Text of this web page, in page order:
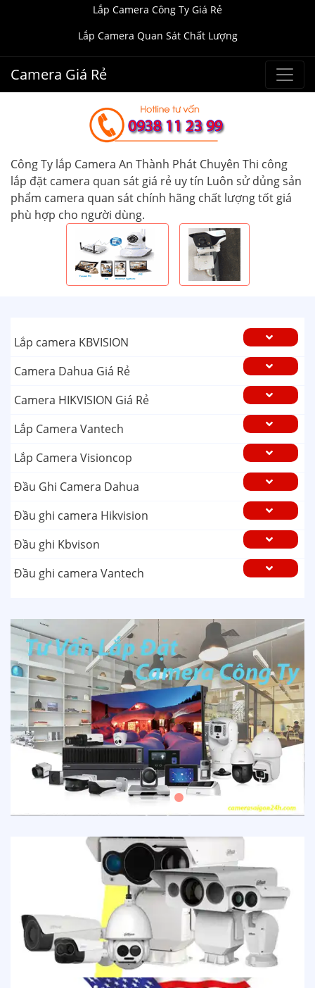
Lắp Camera Công Ty Giá Rẻ
Lắp Camera Quan Sát Chất Lượng
Camera Giá Rẻ
Công Ty lắp Camera An Thành Phát Chuyên Thi công
lắp đặt camera quan sát giá rẻ uy tín Luôn sử dủng sản
phẩm camera quan sát chính hãng chất lượng tốt giá
phù hợp cho người dùng.
Lắp camera KBVISION
Camera Dahua Giá Rẻ
Camera HIKVISION Giá Rẻ
Lắp Camera Vantech
Lắp Camera Visioncop
Đầu Ghi Camera Dahua
Đầu ghi camera Hikvision
Đầu ghi Kbvison
Đầu ghi camera Vantech